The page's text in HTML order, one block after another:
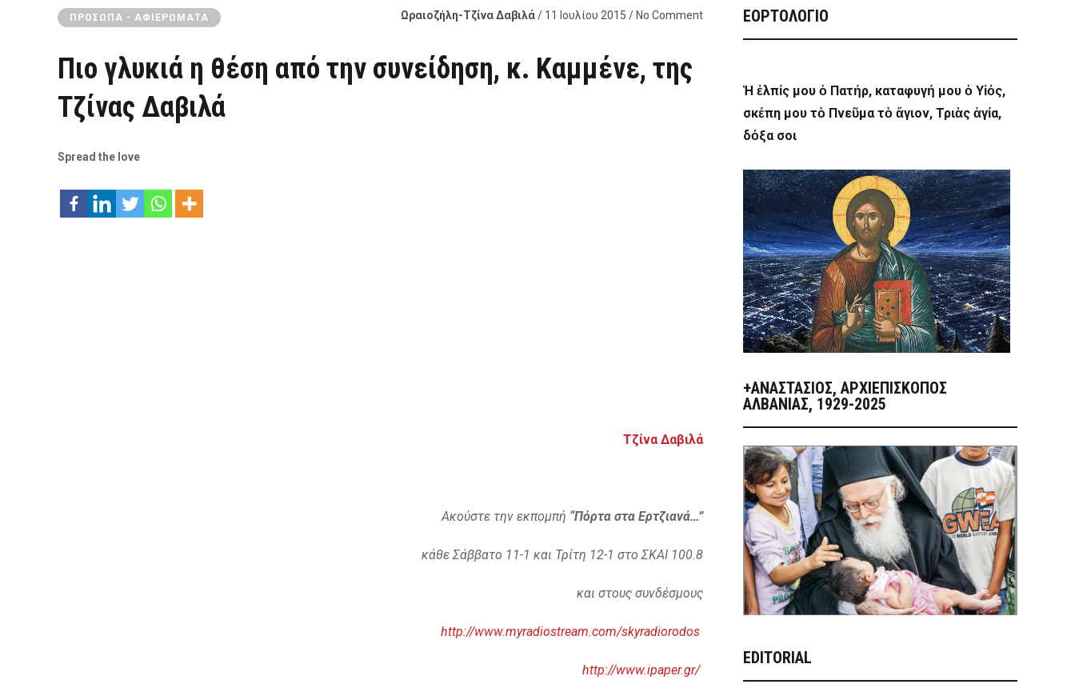
ΠΡΌΣΩΠΑ - ΑΦΙΕΡΏΜΑΤΑ Ωραιοζήλη-Τζίνα Δαβιλά/ 11 Ιουλίου 2015 / No Comment
Πιο γλυκιά η θέση από την συνείδηση, κ. Καμμένε, της
Τζίνας Δαβιλά
Spread the love
Τζίνα Δαβιλά
Ακούστε την εκπομπή “Πόρτα στα Ερτζιανά…”
κάθε Σάββατο 11-1 και Τρίτη 12-1 στο ΣΚΑΙ 100.8
και στους συνδέσμους
http://www.myradiostream.com/skyradiorodos
http://www.ipaper.gr/
ΕΟΡΤΟΛΟΓΙΟ
Ἡ ἐλπίς μου ὁ Πατήρ, καταφυγή μου ὁ Υἱός,
σκέπη μου τὸ Πνεῦμα τὸ ἅγιον, Τριὰς ἁγία,
δόξα σοι
+ΑΝΑΣΤΆΣΙΟΣ, ΑΡΧΙΕΠΊΣΚΟΠΟΣ
ΑΛΒΑΝΊΑΣ, 1929-2025
EDITORIAL